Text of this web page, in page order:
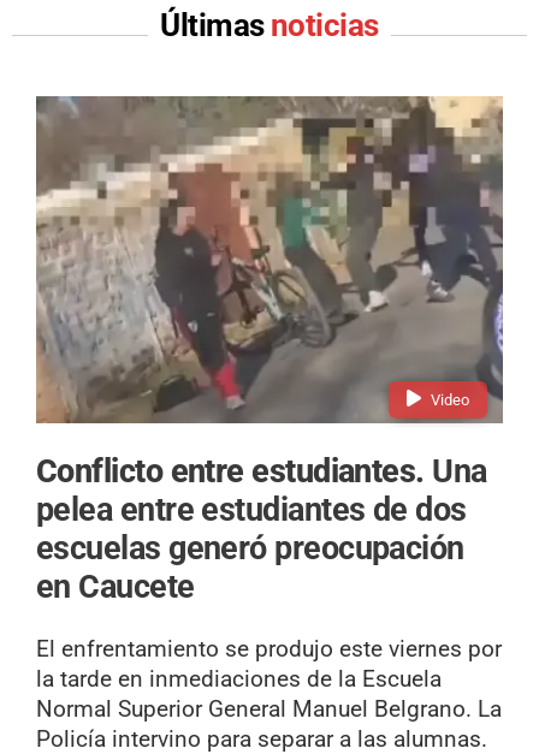
Últimas noticias
Video
Conflicto entre estudiantes. Una
pelea entre estudiantes de dos
escuelas generó preocupación
en Caucete
El enfrentamiento se produjo este viernes por
la tarde en inmediaciones de la Escuela
Normal Superior General Manuel Belgrano. La
Policía intervino para separar a las alumnas.